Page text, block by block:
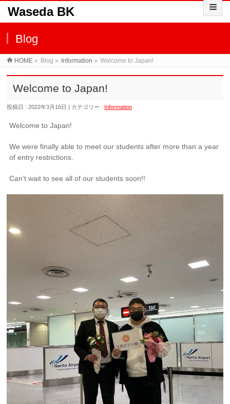
Waseda BK
Blog
HOME » Blog » Information » Welcome to Japan!
Welcome to Japan!
投稿日 : 2022年3月16日 | カテゴリー : Information
Welcome to Japan!
We were finally able to meet our students after more than a year
of entry restrictions.
Can’t wait to see all of our students soon!!